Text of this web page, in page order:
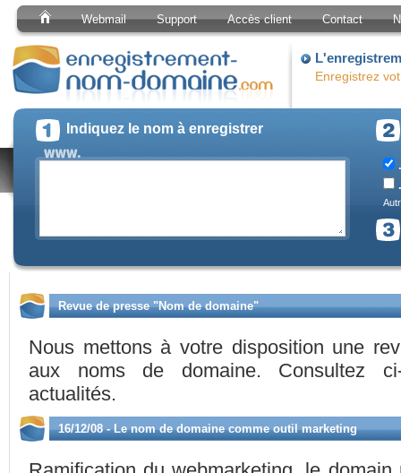
Webmail Support Accès client Contact
Enregistrez
Indiquez le nom à enregistrer
Revue de presse "Nom de domaine"
Nous mettons à votre disposition une
aux noms de domaine. Consultez
actualités.
16/12/08 - Le nom de domaine comme outil marketing